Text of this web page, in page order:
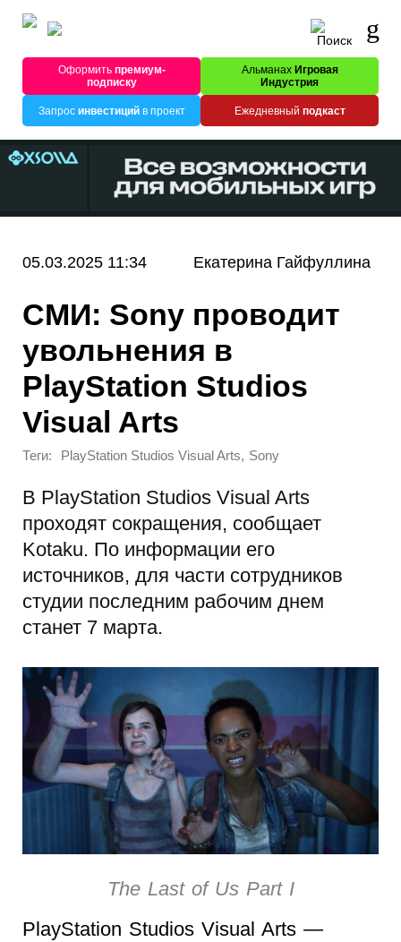
Оформитьпремиум-
подписку
Альманах Игровая
Индустрия
Запрос инвестицийв проект Ежедневный подкаст
05.03.2025 11:34 Екатерина Гайфуллина
СМИ: Sony проводит
увольнения в
PlayStation Studios
Visual Arts
Теги: PlayStation Studios Visual Arts, Sony
В PlayStation Studios Visual Arts
проходят сокращения, сообщает
Kotaku. По информации его
источников, для части сотрудников
студии последним рабочим днем
станет 7 марта.
The Last of Us Part I
PlayStation Studios Visual Arts —